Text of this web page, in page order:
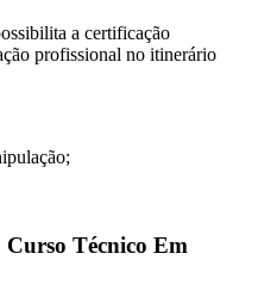
a certificação
profissional no itinerário
Curso Técnico Em